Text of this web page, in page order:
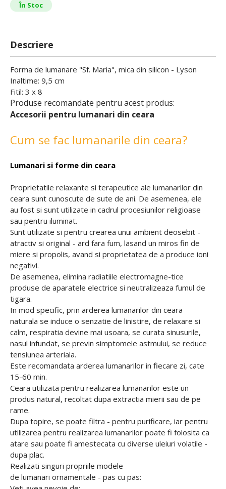
În Stoc
Descriere
Forma de lumanare "Sf. Maria", mica din silicon - Lyson
Inaltime: 9,5 cm
Fitil: 3 x 8
Produse recomandate pentru acest produs:
Accesorii pentru lumanari din ceara
Cum se fac lumanarile din ceara?
Lumanari si forme din ceara
Proprietatile relaxante si terapeutice ale lumanarilor din
ceara sunt cunoscute de sute de ani. De asemenea, ele
au fost si sunt utilizate in cadrul procesiunilor religioase
sau pentru iluminat.
Sunt utilizate si pentru crearea unui ambient deosebit -
atractiv si original - ard fara fum, lasand un miros fin de
miere si propolis, avand si proprietatea de a produce ioni
negativi.
De asemenea, elimina radiatiile electromagne-tice
produse de aparatele electrice si neutralizeaza fumul de
tigara.
In mod specific, prin arderea lumanarilor din ceara
naturala se induce o senzatie de linistire, de relaxare si
calm, respiratia devine mai usoara, se curata sinusurile,
nasul infundat, se previn simptomele astmului, se reduce
tensiunea arteriala.
Este recomandata arderea lumanarilor in fiecare zi, cate
15-60 min.
Ceara utilizata pentru realizarea lumanarilor este un
produs natural, recoltat dupa extractia mierii sau de pe
rame.
Dupa topire, se poate filtra - pentru purificare, iar pentru
utilizarea pentru realizarea lumanarilor poate fi folosita ca
atare sau poate fi amestecata cu diverse uleiuri volatile -
dupa plac.
Realizati singuri propriile modele
de lumanari ornamentale - pas cu pas: